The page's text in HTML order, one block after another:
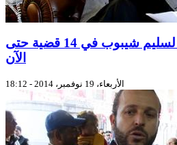
بطاقة ايداع و ملاحقة لسليم شيبوب في 14 قضية حتى
الآن
الأربعاء، 19 نوفمبر، 2014 - 18:12